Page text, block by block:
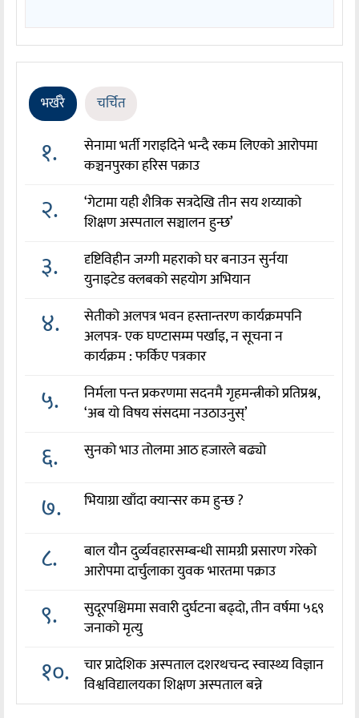
भर्खरै चर्चित
१.
सेनामा भर्ती गराइदिने भन्दै रकम लिएको आरोपमा
कञ्चनपुरका हरिस पक्राउ
२.
‘गेटामा यही शैत्रिक सत्रदेखि तीन सय शय्याको
शिक्षण अस्पताल सञ्चालन हुन्छ’
३.
दृष्टिविहीन जग्गी महराको घर बनाउन सुर्नया
युनाइटेड क्लबको सहयोग अभियान
४.
सेतीको अलपत्र भवन हस्तान्तरण कार्यक्रमपनि
अलपत्र- एक घण्टासम्म पर्खाइ, न सूचना न
कार्यक्रम : फर्किए पत्रकार
५.
निर्मला पन्त प्रकरणमा सदनमै गृहमन्त्रीको प्रतिप्रश्न,
‘अब यो विषय संसदमा नउठाउनुस्’
६. सुनको भाउ तोलमा आठ हजारले बढ्यो
७. भियाग्रा खाँदा क्यान्सर कम हुन्छ ?
८.
बाल यौन दुर्व्यवहारसम्बन्धी सामग्री प्रसारण गरेको
आरोपमा दार्चुलाका युवक भारतमा पक्राउ
९.
सुदूरपश्चिममा सवारी दुर्घटना बढ्दो, तीन वर्षमा ५६९
जनाको मृत्यु
१०.
चार प्रादेशिक अस्पताल दशरथचन्द स्वास्थ्य विज्ञान
विश्वविद्यालयका शिक्षण अस्पताल बन्ने